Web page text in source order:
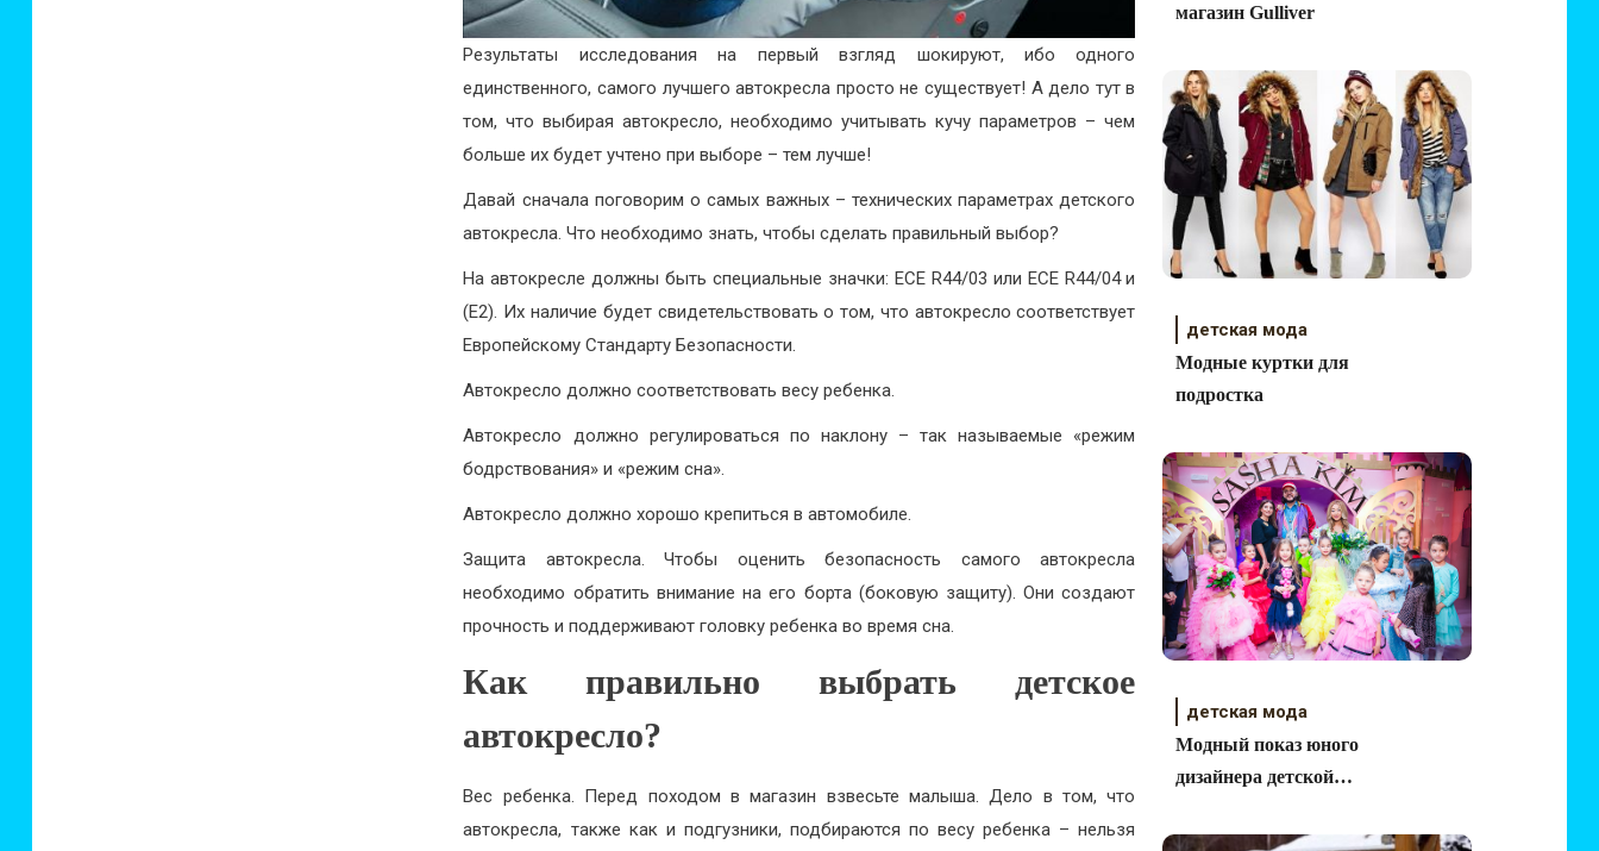
Результаты исследования на первый взгляд шокируют, ибо одного
единственного, самого лучшего автокресла просто не существует! А дело тут в
том, что выбирая автокресло, необходимо учитывать кучу параметров – чем
больше их будет учтено при выборе – тем лучше!
Давай сначала поговорим о самых важных – технических параметрах детского
автокресла. Что необходимо знать, чтобы сделать правильный выбор?
На автокресле должны быть специальные значки: ECE R44/03 или ECE R44/04 и
(Е2). Их наличие будет свидетельствовать о том, что автокресло соответствует
Европейскому Стандарту Безопасности.
Автокресло должно соответствовать весу ребенка.
Автокресло должно регулироваться по наклону – так называемые «режим
бодрствования» и «режим сна».
Автокресло должно хорошо крепиться в автомобиле.
Защита автокресла. Чтобы оценить безопасность самого автокресла
необходимо обратить внимание на его борта (боковую защиту). Они создают
прочность и поддерживают головку ребенка во время сна.
Как правильно выбрать детское
автокресло?
Вес ребенка. Перед походом в магазин взвесьте малыша. Дело в том, что
автокресла, также как и подгузники, подбираются по весу ребенка – нельзя
магазин Gulliver
детская мода
Модные куртки для
подростка
детская мода
Модный показ юного
дизайнера детской